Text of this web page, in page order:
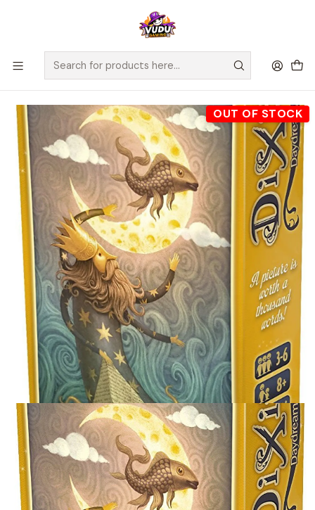
🚀 ¡Despachamos a todo Chile! Envío GRATIS a Regiones sobre
$100.000 y a RM sobre $35.000
Home Juegos de Mesa Competitivos
Dixit Daydreams - Juego de Mesa - Español
OUT OF STOCK